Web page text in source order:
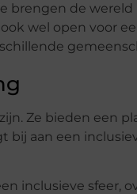
de wereld
wel open voor
Ze bieden een
aan een
inclusieve sfeer,